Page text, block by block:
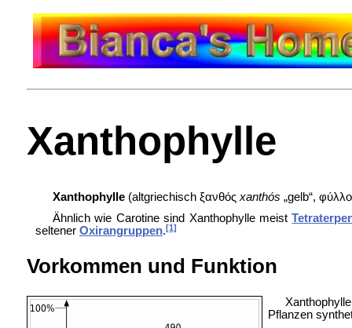
Xanthophylle
Xanthophylle(altgriechisch ξανθός xanthós „gelb“,
Ähnlich wie Carotine sind Xanthophylle meist
seltener Oxirangruppen.[1]
Vorkommen und Funktion
Pflanzen